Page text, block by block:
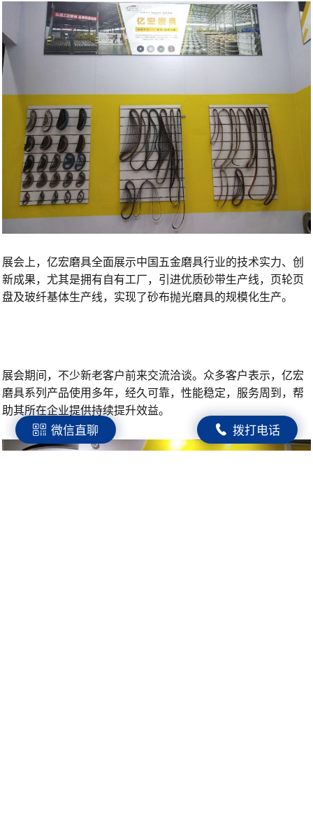
展会上，亿宏磨具全面展示中国五金磨具行业的技术实力、创
新成果，尤其是拥有自有工厂，引进优质砂带生产线，页轮页
盘及玻纤基体生产线，实现了砂布抛光磨具的规模化生产。
展会期间，不少新老客户前来交流洽谈。众多客户表示，亿宏
磨具系列产品使用多年，经久可靠，性能稳定，服务周到，帮
助其所在企业提供持续提升效益。
微信直聊 拨打电话